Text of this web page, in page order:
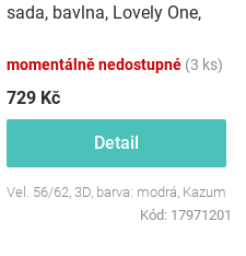
sada, bavlna, Lovely One,
momentálně nedostupné (3 ks)
729 Kč
Detail
Vel. 56/62, 3D, barva: modrá, Kazum
Kód: 17971201